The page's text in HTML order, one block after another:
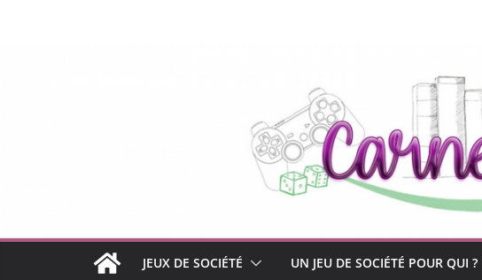
JEUX DE SOCIÉTÉ UN JEU DE SOCIÉTÉ POUR QUI ?